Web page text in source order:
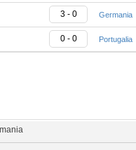
3 - 0 Germania
0 - 0 Portugalia